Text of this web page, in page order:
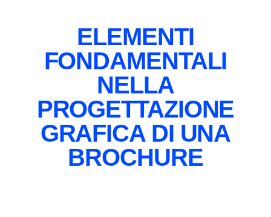
ELEMENTI
FONDAMENTALI
NELLA
PROGETTAZIONE
GRAFICA DI UNA
BROCHURE